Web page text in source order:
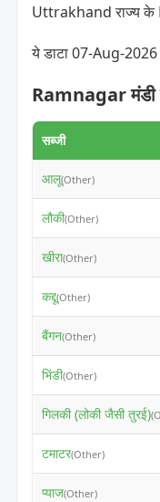
Uttrakhand राज्य के
ये डाटा 07-Aug-2026
Ramnagar मंडी
सब्जी
आलू(Other)
लौकी(Other)
खीरा(Other)
कद्दू(Other)
बैंगन(Other)
भिंडी(Other)
गिलकी (लोकी जैसी तुरई)
टमाटर(Other)
प्याज(Other)